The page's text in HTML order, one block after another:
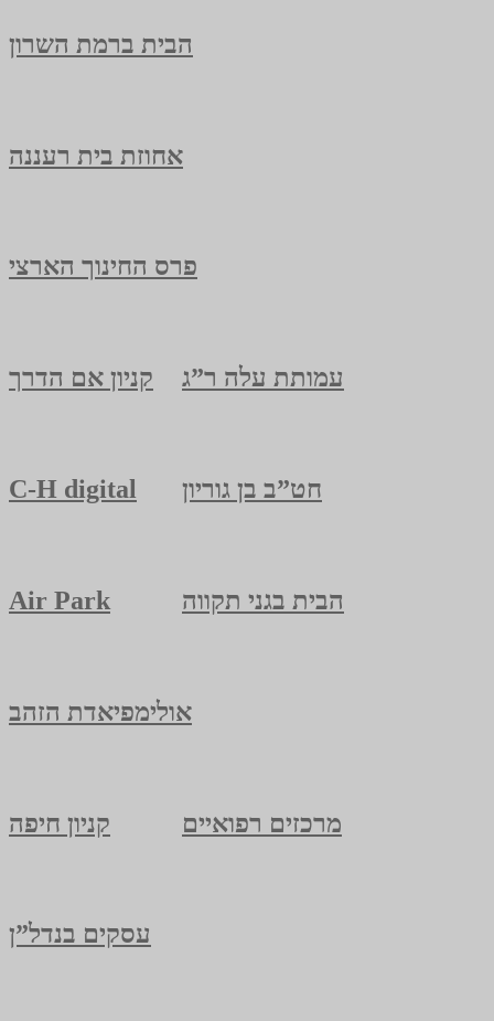
הבית ברמת השרון
אחוזת בית רעננה
פרס החינוך הארצי
קניון אם הדרך עמותת עלה ר”ג
C-H digital חט”ב בן גוריון
Air Park הבית בגני תקווה
אולימפיאדת הזהב
קניון חיפה מרכזים רפואיים
עסקים בנדל”ן